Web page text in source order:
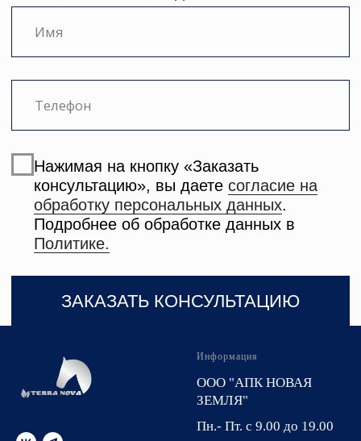
Информация
ООО "АПК НОВАЯ
ЗЕМЛЯ"
Пн.- Пт. с 9.00 до 19.00